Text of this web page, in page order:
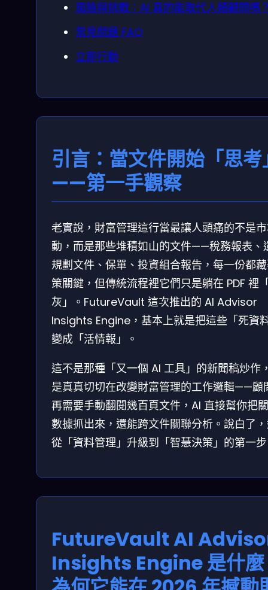
風險與挑戰：AI 真的能取代人類顧問嗎
常見問題 FAQ
立即行動
引言：當文件開始「思考
——第一手觀察
老實說，財富管理這行當最讓人頭痛的不是
動，而是那些堆積如山的文件——稅務報表、
規劃文件、保單、投資組合報告，每一份都
策關鍵，但傳統流程裡它們只是躺在 PDF 裡
灰」。FutureVault 這次推出的 AI Advisor
Insights Engine，基本上就是把這些「死資
變成「活情報」。
這不是那種「又一個 AI 工具」的新聞稿炒作
是真真切切在改變財富管理的工作邏輯——顧
再需要手動翻閱幾百頁文件，AI 直接幫你把
數據抓出來，還能跨文件關聯分析。說白了
從「資料管理」升級到「智慧決策」的第一
FutureVault AI
Insights Engine 是什